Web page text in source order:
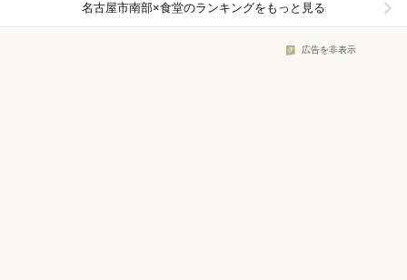
名古屋市南部×食堂のランキングをもっと見る
広告を非表示